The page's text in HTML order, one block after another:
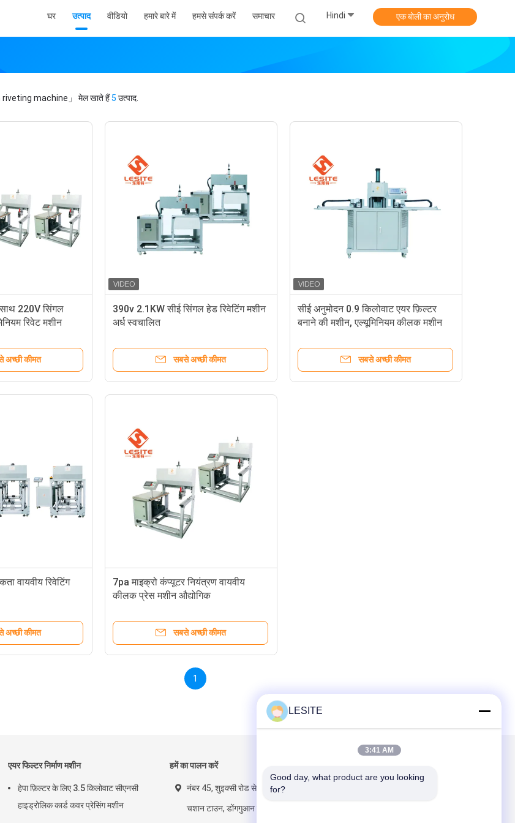
घर उत्पाद वीडियो हमारे बारे में हमसे संपर्क करें समाचार Hindi एक बोली का अनुरोध
riveting machine」 मेल खाते हैं5 उत्पाद.
220V सिंगल
रिवेट मशीन
अच्छी कीमत
390v 2.1KW सीई सिंगल हेड रिवेटिंग मशीन
अर्ध स्वचालित
सबसे अच्छी कीमत
सीई अनुमोदन 0.9 किलोवाट एयर फ़िल्टर
बनाने की मशीन, एल्यूमिनियम कीलक मशीन
सबसे अच्छी कीमत
वायवीय रिवेटिंग
अच्छी कीमत
7pa माइक्रो कंप्यूटर नियंत्रण वायवीय
कीलक प्रेस मशीन औद्योगिक
सबसे अच्छी कीमत
1
एयर फिल्टर निर्माण मशीन
हेपा फ़िल्टर के लिए 3.5 किलोवाट सीएनसी
हाइड्रोलिक कार्ड कवर प्रेसिंग मशीन
हमें का पालन करें
नंबर 45, शुइक्सी रोड सेक्शन, हांक्सी,
चशान टाउन, डोंगगुआन सिटी, ग्वांगडोंग
LESITE
3:41 AM
Good day, what product are you looking
for?